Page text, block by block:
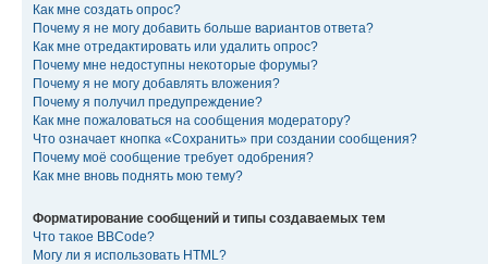
Как мне создать опрос?
Почему я не могу добавить больше вариантов ответа?
Как мне отредактировать или удалить опрос?
Почему мне недоступны некоторые форумы?
Почему я не могу добавлять вложения?
Почему я получил предупреждение?
Как мне пожаловаться на сообщения модератору?
Что означает кнопка «Сохранить» при создании сообщения?
Почему моё сообщение требует одобрения?
Как мне вновь поднять мою тему?
Форматирование сообщений и типы создаваемых тем
Что такое BBCode?
Могу ли я использовать HTML?